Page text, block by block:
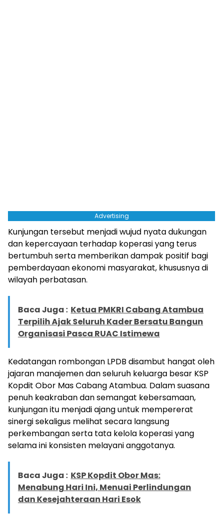
Advertising
Kunjungan tersebut menjadi wujud nyata dukungan
dan kepercayaan terhadap koperasi yang terus
bertumbuh serta memberikan dampak positif bagi
pemberdayaan ekonomi masyarakat, khususnya di
wilayah perbatasan.
Baca Juga : Ketua PMKRI Cabang Atambua
Terpilih Ajak Seluruh Kader Bersatu Bangun
Organisasi Pasca RUAC Istimewa
Kedatangan rombongan LPDB disambut hangat oleh
jajaran manajemen dan seluruh keluarga besar KSP
Kopdit Obor Mas Cabang Atambua. Dalam suasana
penuh keakraban dan semangat kebersamaan,
kunjungan itu menjadi ajang untuk mempererat
sinergi sekaligus melihat secara langsung
perkembangan serta tata kelola koperasi yang
selama ini konsisten melayani anggotanya.
Baca Juga : KSP Kopdit Obor Mas:
Menabung Hari Ini, Menuai Perlindungan
dan Kesejahteraan Hari Esok